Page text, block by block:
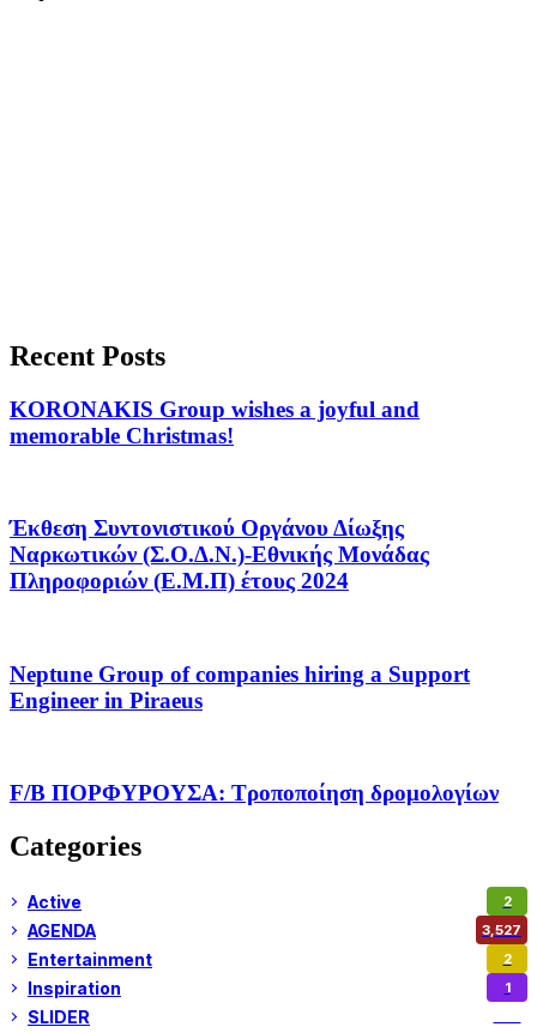
Recent Posts
KORONAKIS Group wishes a joyful and
memorable Christmas!
Έκθεση Συντονιστικού Οργάνου Δίωξης
Ναρκωτικών (Σ.Ο.Δ.Ν.)-Εθνικής Μονάδας
Πληροφοριών (Ε.Μ.Π) έτους 2024
Neptune Group of companies hiring a Support
Engineer in Piraeus
F/B ΠΟΡΦΥΡΟΥΣΑ: Τροποποίηση δρομολογίων
Categories
Active 2
AGENDA 3,527
Entertainment 2
Inspiration 1
SLIDER